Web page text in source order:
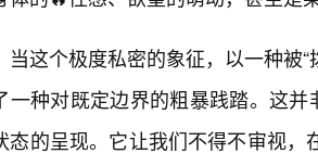
当这个极度私密的象征，以一种被
一种对既定边界的粗暴践踏。这
态的呈现。它让我们不得不审视